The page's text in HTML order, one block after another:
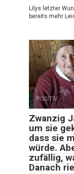
Lilys letzter
bereits mehr
POSITIV
Zwanzig
um sie
dass sie
würde.
zufällig,
Danach